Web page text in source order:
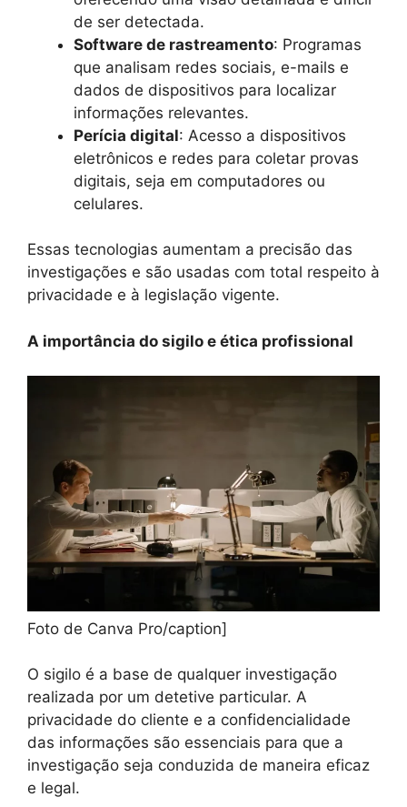
de ser detectada.
Software de rastreamento: Programas
que analisam redes sociais, e-mails e
dados de dispositivos para localizar
informações relevantes.
Perícia digital: Acesso a dispositivos
eletrônicos e redes para coletar provas
digitais, seja em computadores ou
celulares.
Essas tecnologias aumentam a precisão das
investigações e são usadas com total respeito à
privacidade e à legislação vigente.
A importância do sigilo e ética profissional
Foto de Canva Pro/caption]
O sigilo é a base de qualquer investigação
realizada por um detetive particular. A
privacidade do cliente e a confidencialidade
das informações são essenciais para que a
investigação seja conduzida de maneira eficaz
e legal.